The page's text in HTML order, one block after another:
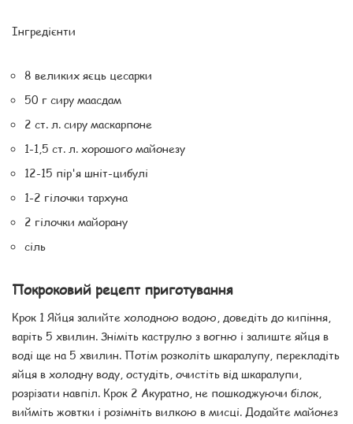
Інгредієнти
8 великих яєць цесарки
50 г сиру маасдам
2 ст. л. сиру маскарпоне
1-1,5 ст. л. хорошого майонезу
12-15 пір'я шніт-цибулі
1-2 гілочки тархуна
2 гілочки майорану
сіль
Покроковий рецепт приготування
Крок 1 Яйця залийте холодною водою, доведіть до кипіння,
варіть 5 хвилин. Зніміть каструлю з вогню і залиште яйця в
воді ще на 5 хвилин. Потім розколіть шкаралупу, перекладіть
яйця в холодну воду, остудіть, очистіть від шкаралупи,
розрізати навпіл. Крок 2 Акуратно, не пошкоджуючи білок,
вийміть жовтки і розімніть вилкою в мисці. Додайте майонез